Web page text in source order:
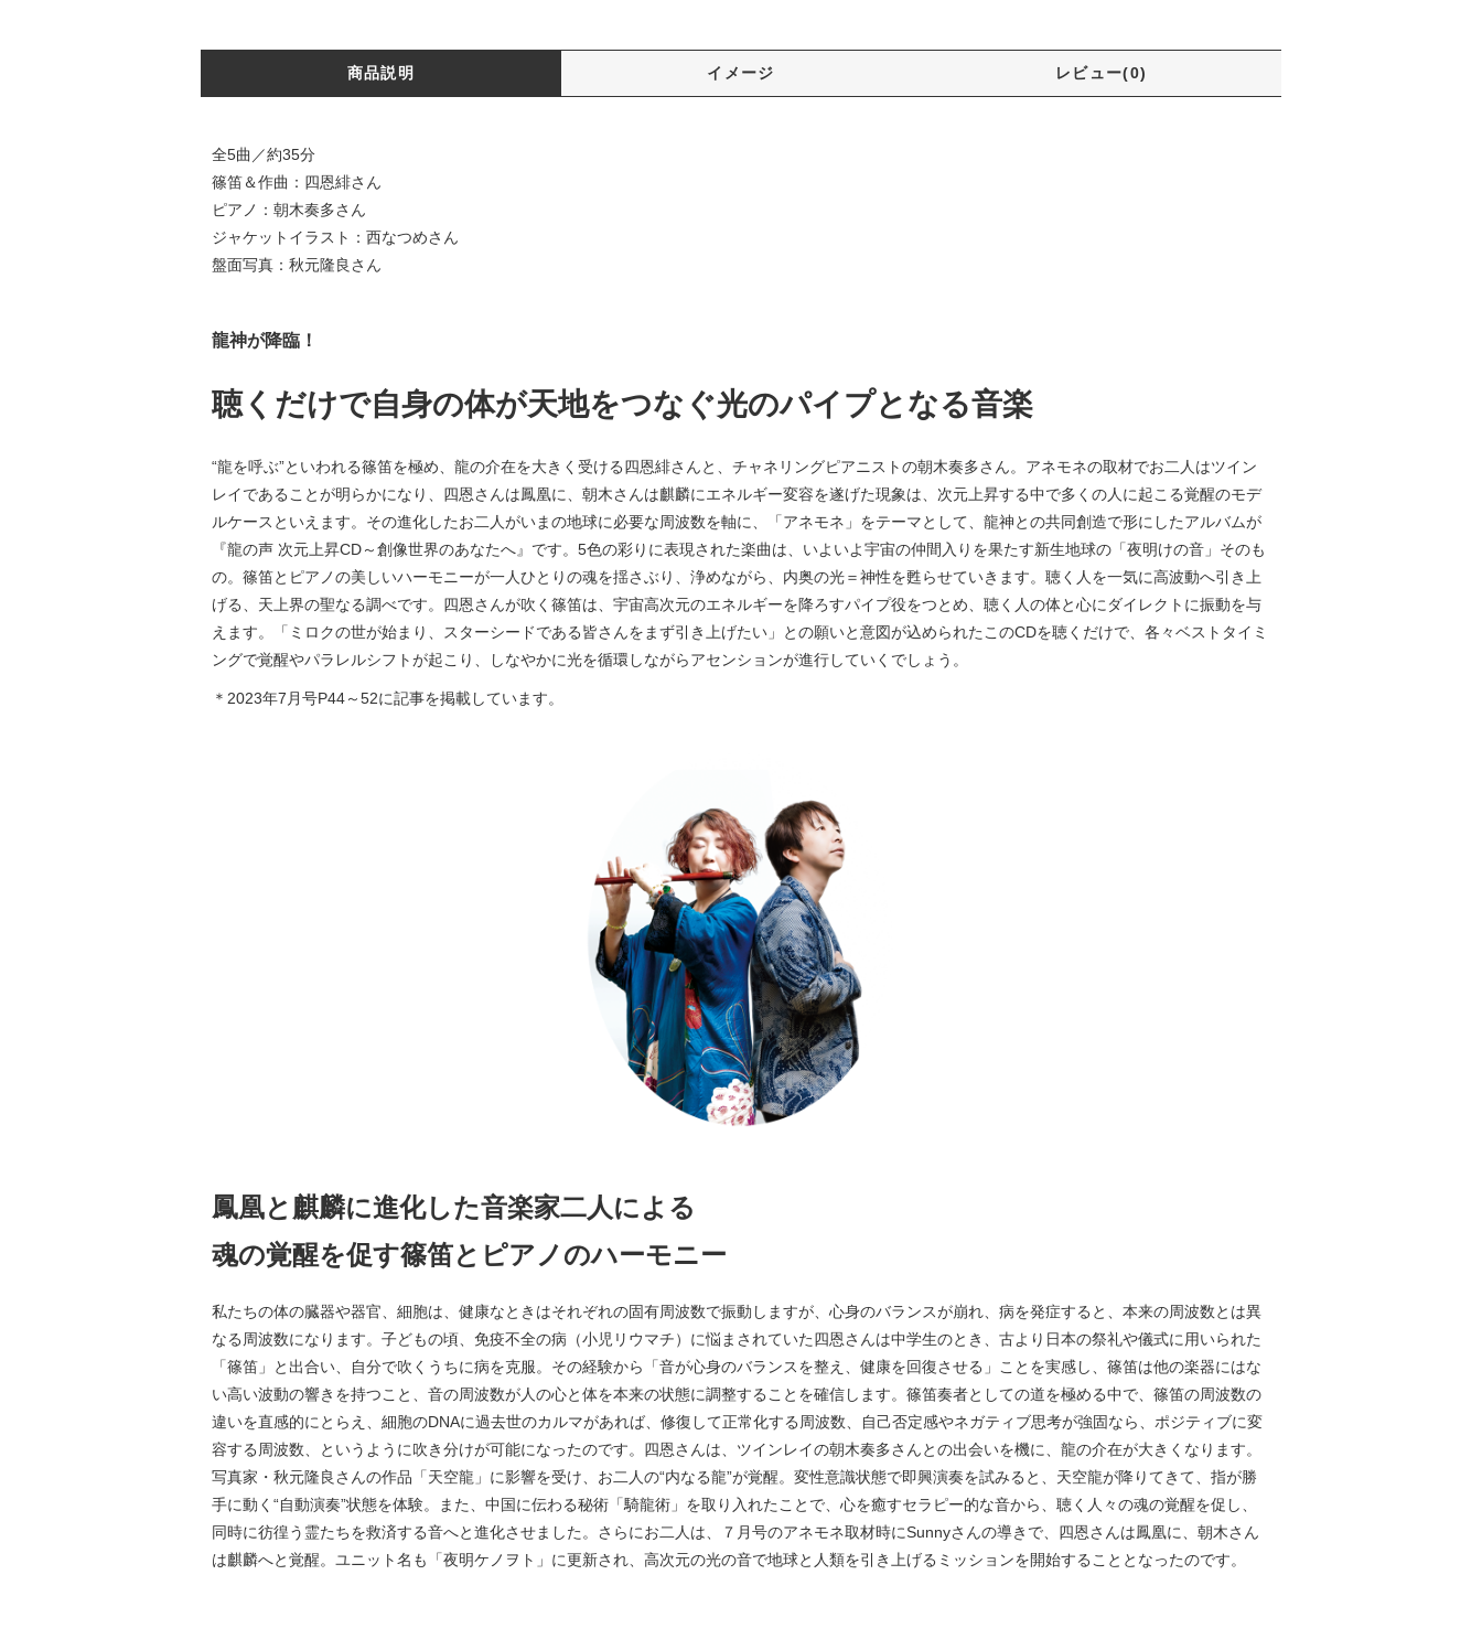
商品説明 イメージ レビュー(0)
全5曲／約35分
篠笛＆作曲：四恩緋さん
ピアノ：朝木奏多さん
ジャケットイラスト：西なつめさん
盤面写真：秋元隆良さん
龍神が降臨！
聴くだけで自身の体が天地をつなぐ光のパイプとなる音楽
“龍を呼ぶ”といわれる篠笛を極め、龍の介在を大きく受ける四恩緋さんと、チャネリングピアニストの朝木奏多さん。アネモネの取材でお二人はツイン
レイであることが明らかになり、四恩さんは鳳凰に、朝木さんは麒麟にエネルギー変容を遂げた現象は、次元上昇する中で多くの人に起こる覚醒のモデ
ルケースといえます。その進化したお二人がいまの地球に必要な周波数を軸に、「アネモネ」をテーマとして、龍神との共同創造で形にしたアルバムが
『龍の声 次元上昇CD～創像世界のあなたへ』です。5色の彩りに表現された楽曲は、いよいよ宇宙の仲間入りを果たす新生地球の「夜明けの音」そのも
の。篠笛とピアノの美しいハーモニーが一人ひとりの魂を揺さぶり、浄めながら、内奥の光＝神性を甦らせていきます。聴く人を一気に高波動へ引き上
げる、天上界の聖なる調べです。四恩さんが吹く篠笛は、宇宙高次元のエネルギーを降ろすパイプ役をつとめ、聴く人の体と心にダイレクトに振動を与
えます。「ミロクの世が始まり、スターシードである皆さんをまず引き上げたい」との願いと意図が込められたこのCDを聴くだけで、各々ベストタイミ
ングで覚醒やパラレルシフトが起こり、しなやかに光を循環しながらアセンションが進行していくでしょう。
＊2023年7月号P44～52に記事を掲載しています。
鳳凰と麒麟に進化した音楽家二人による
魂の覚醒を促す篠笛とピアノのハーモニー
私たちの体の臓器や器官、細胞は、健康なときはそれぞれの固有周波数で振動しますが、心身のバランスが崩れ、病を発症すると、本来の周波数とは異
なる周波数になります。子どもの頃、免疫不全の病（小児リウマチ）に悩まされていた四恩さんは中学生のとき、古より日本の祭礼や儀式に用いられた
「篠笛」と出合い、自分で吹くうちに病を克服。その経験から「音が心身のバランスを整え、健康を回復させる」ことを実感し、篠笛は他の楽器にはな
い高い波動の響きを持つこと、音の周波数が人の心と体を本来の状態に調整することを確信します。篠笛奏者としての道を極める中で、篠笛の周波数の
違いを直感的にとらえ、細胞のDNAに過去世のカルマがあれば、修復して正常化する周波数、自己否定感やネガティブ思考が強固なら、ポジティブに変
容する周波数、というように吹き分けが可能になったのです。四恩さんは、ツインレイの朝木奏多さんとの出会いを機に、龍の介在が大きくなります。
写真家・秋元隆良さんの作品「天空龍」に影響を受け、お二人の“内なる龍”が覚醒。変性意識状態で即興演奏を試みると、天空龍が降りてきて、指が勝
手に動く“自動演奏”状態を体験。また、中国に伝わる秘術「騎龍術」を取り入れたことで、心を癒すセラピー的な音から、聴く人々の魂の覚醒を促し、
同時に彷徨う霊たちを救済する音へと進化させました。さらにお二人は、７月号のアネモネ取材時にSunnyさんの導きで、四恩さんは鳳凰に、朝木さん
は麒麟へと覚醒。ユニット名も「夜明ケノヲト」に更新され、高次元の光の音で地球と人類を引き上げるミッションを開始することとなったのです。